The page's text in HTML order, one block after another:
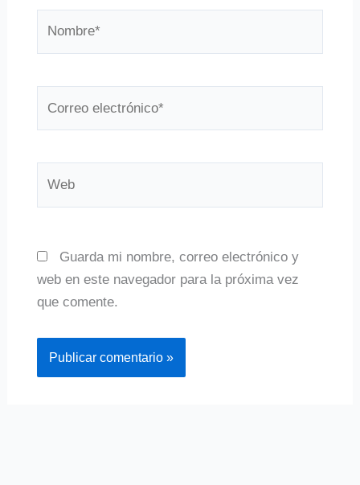
Guarda mi nombre, correo electrónico y
web en este navegador para la próxima vez
que comente.